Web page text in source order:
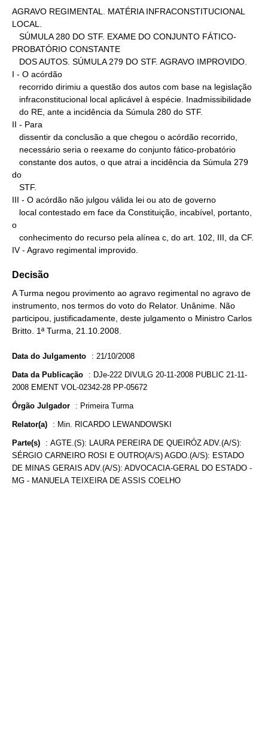
AGRAVO REGIMENTAL. MATÉRIA INFRACONSTITUCIONAL
LOCAL.
PROBATÓRIO CONSTANTE
I - O acórdão
II - Para
do
III - O acórdão não julgou válida lei ou ato de governo
o
IV - Agravo regimental improvido.
Decisão
A Turma negou provimento ao agravo regimental no agravo de
instrumento, nos termos do voto do Relator. Unânime. Não
participou, justificadamente, deste julgamento o Ministro Carlos
Britto. 1ª Turma, 21.10.2008.
Data do Julgamento : 21/10/2008
Data da Publicação : DJe-222 DIVULG 20-11-2008 PUBLIC 21-11-
2008 EMENT VOL-02342-28 PP-05672
Órgão Julgador : Primeira Turma
Relator(a) : Min. RICARDO LEWANDOWSKI
Parte(s) : AGTE.(S): LAURA PEREIRA DE QUEIRÓZ ADV.(A/S):
SÉRGIO CARNEIRO ROSI E OUTRO(A/S) AGDO.(A/S): ESTADO
DE MINAS GERAIS ADV.(A/S): ADVOCACIA-GERAL DO ESTADO -
MG - MANUELA TEIXEIRA DE ASSIS COELHO